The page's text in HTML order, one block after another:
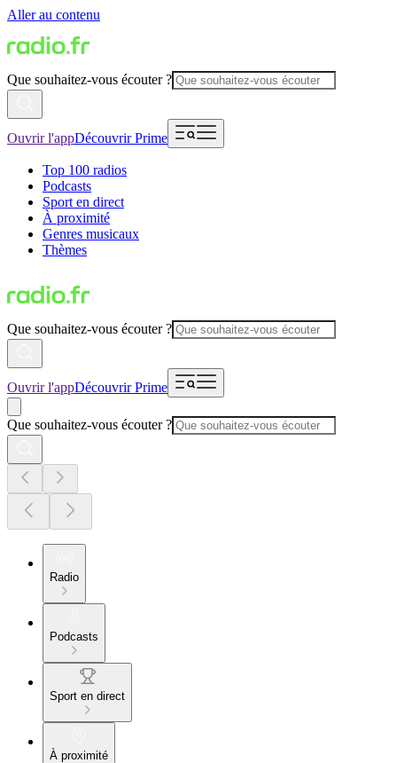
Aller au contenu
Que souhaitez-vous écouter ?
Ouvrir l'appDécouvrir Prime
Top 100 radios
Podcasts
Sport en direct
À proximité
Genres musicaux
Thèmes
Que souhaitez-vous écouter ?
Ouvrir l'appDécouvrir Prime
Que souhaitez-vous écouter ?
Radio
Podcasts
Sport en direct
À proximité